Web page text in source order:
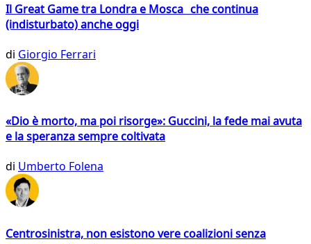
Il Great Game tra Londra e Mosca che continua
(indisturbato) anche oggi
di Giorgio Ferrari
«Dio è morto, ma poi risorge»: Guccini, la fede mai avuta
e la speranza sempre coltivata
di Umberto Folena
Centrosinistra, non esistono vere coalizioni senza